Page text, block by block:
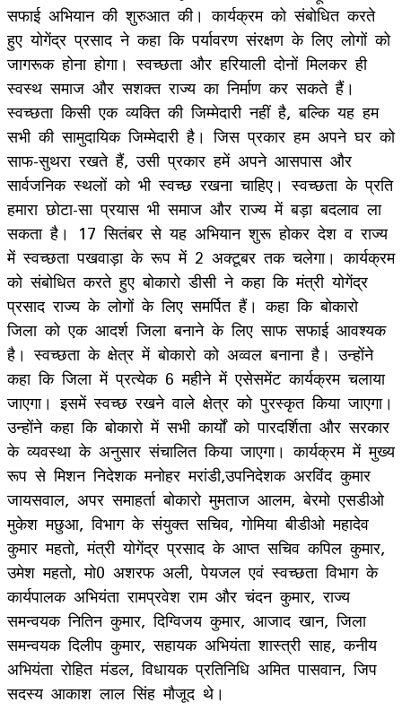
सफाई अभियान की शुरुआत की। कार्यक्रम को संबोधित करते
हुए योगेंद्र प्रसाद ने कहा कि पर्यावरण संरक्षण के लिए लोगों को
जागरूक होना होगा। स्वच्छता और हरियाली दोनों मिलकर ही
स्वस्थ समाज और सशक्त राज्य का निर्माण कर सकते हैं।
स्वच्छता किसी एक व्यक्ति की जिम्मेदारी नहीं है, बल्कि यह हम
सभी की सामुदायिक जिम्मेदारी है। जिस प्रकार हम अपने घर को
साफ-सुथरा रखते हैं, उसी प्रकार हमें अपने आसपास और
सार्वजनिक स्थलों को भी स्वच्छ रखना चाहिए। स्वच्छता के प्रति
हमारा छोटा-सा प्रयास भी समाज और राज्य में बड़ा बदलाव ला
सकता है। 17 सितंबर से यह अभियान शुरू होकर देश व राज्य
में स्वच्छता पखवाड़ा के रूप में 2 अक्टूबर तक चलेगा। कार्यक्रम
को संबोधित करते हुए बोकारो डीसी ने कहा कि मंत्री योगेंद्र
प्रसाद राज्य के लोगों के लिए समर्पित हैं। कहा कि बोकारो
जिला को एक आदर्श जिला बनाने के लिए साफ सफाई आवश्यक
है। स्वच्छता के क्षेत्र में बोकारो को अव्वल बनाना है। उन्होंने
कहा कि जिला में प्रत्येक 6 महीने में एसेसमेंट कार्यक्रम चलाया
जाएगा। इसमें स्वच्छ रखने वाले क्षेत्र को पुरस्कृत किया जाएगा।
उन्होंने कहा कि बोकारो में सभी कार्यों को पारदर्शिता और सरकार
के व्यवस्था के अनुसार संचालित किया जाएगा। कार्यक्रम में मुख्य
रूप से मिशन निदेशक मनोहर मरांडी,उपनिदेशक अरविंद कुमार
जायसवाल, अपर समाहर्ता बोकारो मुमताज आलम, बेरमो एसडीओ
मुकेश मछुआ, विभाग के संयुक्त सचिव, गोमिया बीडीओ महादेव
कुमार महतो, मंत्री योगेंद्र प्रसाद के आप्त सचिव कपिल कुमार,
उमेश महतो, मो0 अशरफ अली, पेयजल एवं स्वच्छता विभाग के
कार्यपालक अभियंता रामप्रवेश राम और चंदन कुमार, राज्य
समन्वयक नितिन कुमार, दिग्विजय कुमार, आजाद खान, जिला
समन्वयक दिलीप कुमार, सहायक अभियंता शास्त्री साह, कनीय
अभियंता रोहित मंडल, विधायक प्रतिनिधि अमित पासवान, जिप
सदस्य आकाश लाल सिंह मौजूद थे।